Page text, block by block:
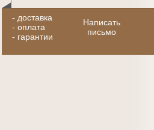
- доставка
- оплата
- гарантии
Написать
письмо